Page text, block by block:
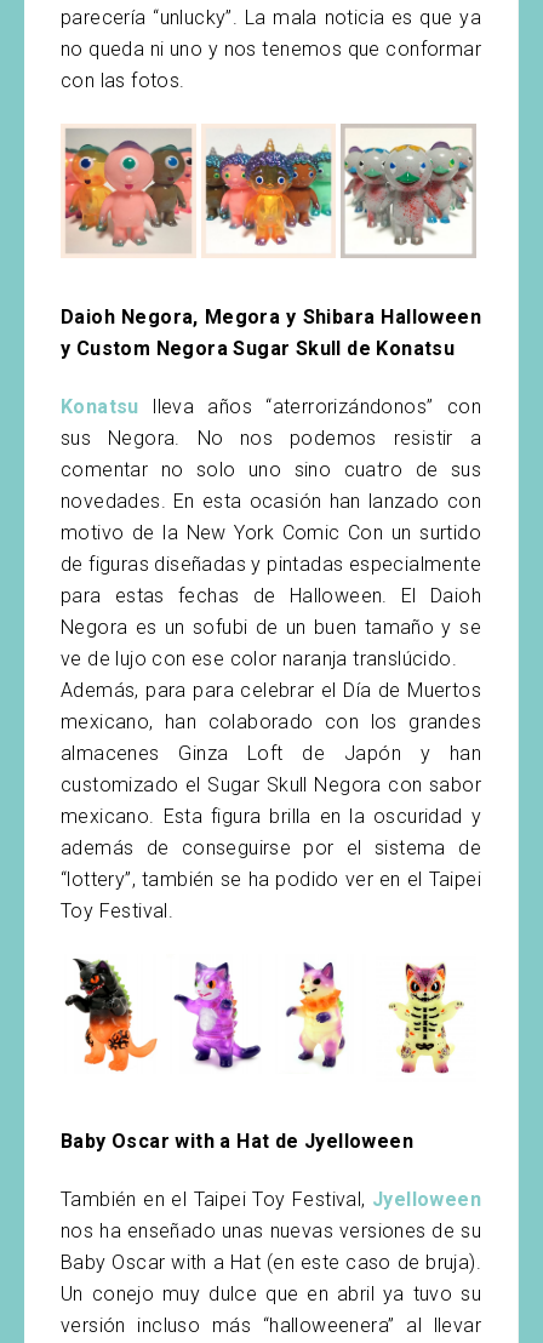
parecería “unlucky”. La mala noticia es que ya
no queda ni uno y nos tenemos que conformar
con las fotos.
Daioh Negora, Megora y Shibara Halloween
y Custom Negora Sugar Skull de Konatsu
Konatsu lleva años “aterrorizándonos” con
sus Negora. No nos podemos resistir a
comentar no solo uno sino cuatro de sus
novedades. En esta ocasión han lanzado con
motivo de la New York Comic Con un surtido
de figuras diseñadas y pintadas especialmente
para estas fechas de Halloween. El Daioh
Negora es un sofubi de un buen tamaño y se
ve de lujo con ese color naranja translúcido.
Además, para para celebrar el Día de Muertos
mexicano, han colaborado con los grandes
almacenes Ginza Loft de Japón y han
customizado el Sugar Skull Negora con sabor
mexicano. Esta figura brilla en la oscuridad y
además de conseguirse por el sistema de
“lottery”, también se ha podido ver en el Taipei
Toy Festival.
Baby Oscar with a Hat de Jyelloween
También en el Taipei Toy Festival, Jyelloween
nos ha enseñado unas nuevas versiones de su
Baby Oscar with a Hat (en este caso de bruja).
Un conejo muy dulce que en abril ya tuvo su
versión incluso más “halloweenera” al llevar